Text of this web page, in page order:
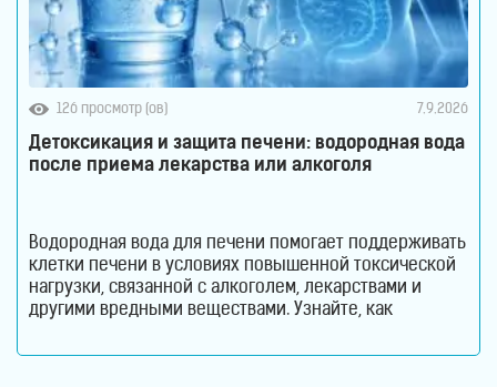
126 просмотр (ов) 7.9.2026
Детоксикация и защита печени: водородная вода
после приема лекарства или алкоголя
Водородная вода для печени помогает поддерживать
клетки печени в условиях повышенной токсической
нагрузки, связанной с алкоголем, лекарствами и
другими вредными веществами. Узнайте, как
оксидативного стресса и защите гепатоцитов. Печень